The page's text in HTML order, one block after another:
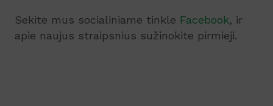
Sekite mus socialiniame tinkle Facebook, ir
apie naujus straipsnius sužinokite pirmieji.